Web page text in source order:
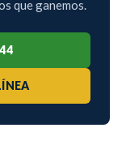
que ganemos.